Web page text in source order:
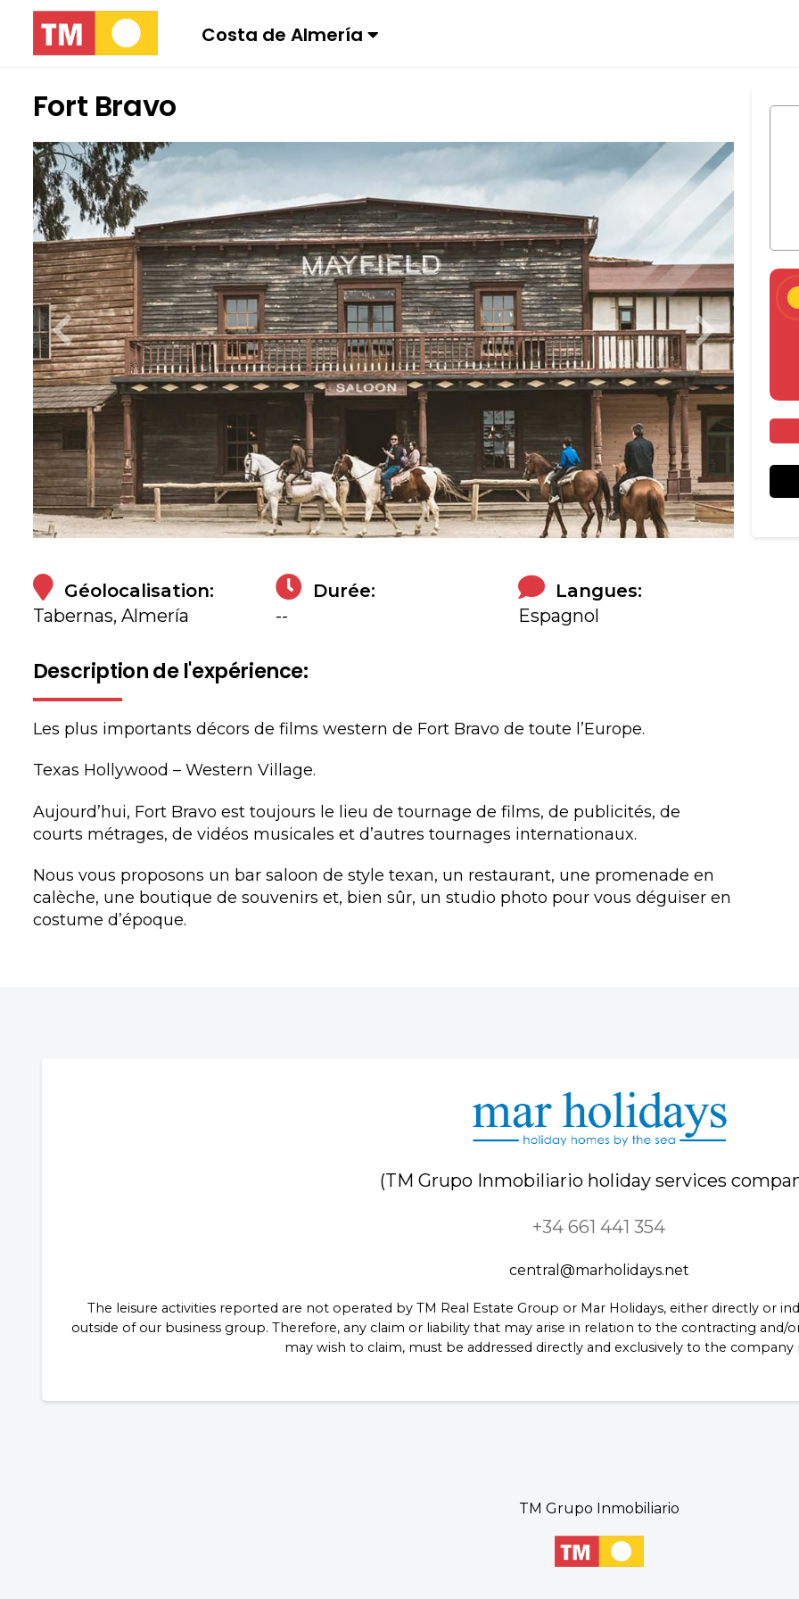
Costa de Almería
Fort Bravo
Géolocalisation:
Tabernas, Almería
Durée:
--
Langues:
Espagnol
Description de l'expérience:
Les plus importants décors de films western de Fort Bravo de toute l’Europe.
Texas Hollywood – Western Village.
Aujourd’hui, Fort Bravo est toujours le lieu de tournage de films, de publicités, de
courts métrages, de vidéos musicales et d’autres tournages internationaux.
Nous vous proposons un bar saloon de style texan, un restaurant, une promenade en
calèche, une boutique de souvenirs et, bien sûr, un studio photo pour vous déguiser en
costume d’époque.
(TM Grupo Inmobiliario holiday services
+34 661 441 354
central@marholidays.net
The leisure activities reported are not operated by TM Real Estate Group or Mar Holidays, either directly or
outside of our business group. Therefore, any claim or liability that may arise in relation to the contracting
may wish to claim, must be addressed directly and exclusively to the
TM Grupo Inmobiliario